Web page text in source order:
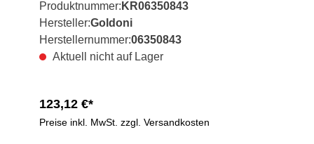
Produktnummer: KR06350843
Hersteller:Goldoni
Herstellernummer:06350843
Aktuell nicht auf Lager
123,12 €*
Preise inkl. MwSt. zzgl. Versandkosten